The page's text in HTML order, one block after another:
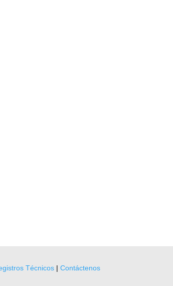
Técnicos| Contáctenos